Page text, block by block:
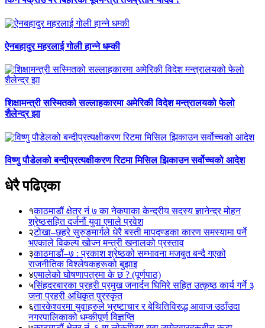
ऐनबहादुर महरलाई गोली हान्ने धम्की
शिक्षामन्त्री सस्मितको सल्लाहकारमा अमेरिकी विदेश मन्त्रालयको फेलो
शैलेन्द्र झा
विष्णु पौडेलको बन्दीप्रत्यक्षीकरण रिटमा मिसिल झिकाउन सर्वोच्चको आदेश
धेरै पढिएका
१काठमाडौं क्षेत्र नं ७ का नेकपाका केन्द्रीय सदस्य ज्ञानेन्द्र मोहन
श्रेष्ठसहित दर्जनौं युवा एमाले प्रवेश
२टोखा–छहरे सुरुङमार्गले धेरै बस्ती मापदण्डका कारण समस्यामा पर्ने
भएकाले विकल्प खोज्न मन्त्री खनालको प्रस्ताव
३काठमाडौं–७ : प्रकाश श्रेष्ठको सम्भावना मजबुत बन्दै गएको
राजनीतिक विश्लेषकहरूको बुझाइ
४एमालेको घोषणापत्रमा के छ ? (पूर्णपाठ)
५सिंहदरबारका प्रहरी प्रमुख जनार्दन घिमिरे सहित उत्कृष्ठ कार्य गर्ने ३
जना प्रहरी अधिकृत पुरस्कृत
६तारकेश्वरमा युवाहरुले भ्रष्टाचार र बेथितिविरुद्ध आवाज उठाँउदा
नगरपालिकाको धम्कीपूर्ण विज्ञप्ति